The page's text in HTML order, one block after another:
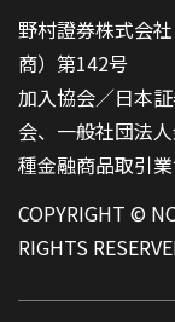
野村證券株式会
商）第142号
加入協会／日本
会、一般社団法
種金融商品取引
COPYRIGHT ©
RIGHTS